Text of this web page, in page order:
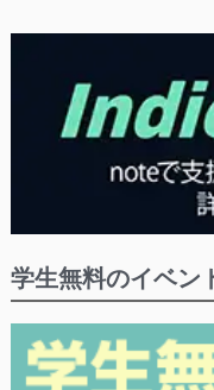
学生無料のイベン